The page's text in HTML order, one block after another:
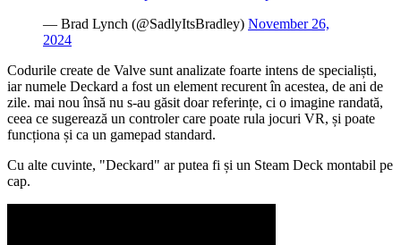
— Brad Lynch (@SadlyItsBradley) November 26,
2024
Codurile create de Valve sunt analizate foarte intens de specialiști,
iar numele Deckard a fost un element recurent în acestea, de ani de
zile. mai nou însă nu s-au găsit doar referințe, ci o imagine randată,
ceea ce sugerează un controler care poate rula jocuri VR, și poate
funcționa și ca un gamepad standard.
Cu alte cuvinte, "Deckard" ar putea fi și un Steam Deck montabil pe
cap.